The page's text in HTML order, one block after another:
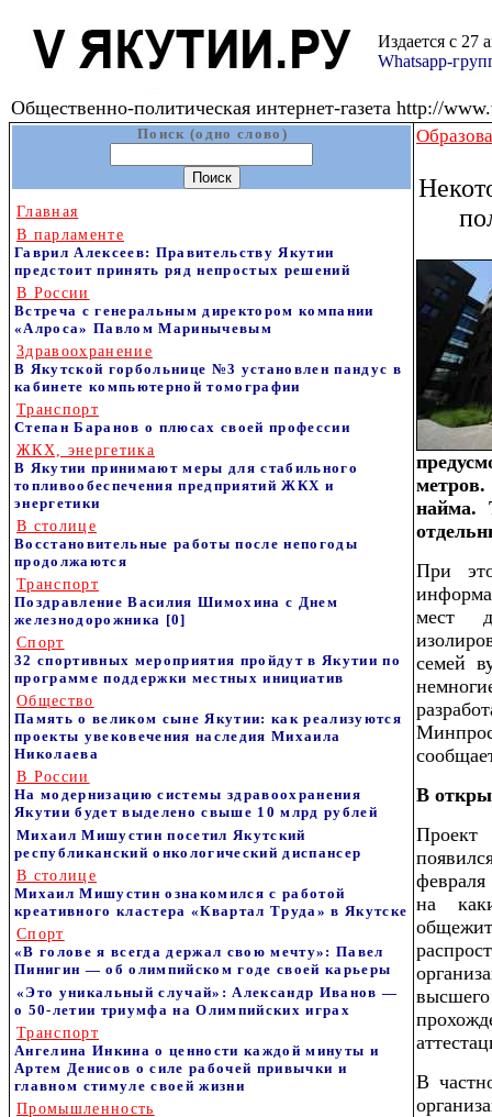
Издается с 27
Whatsapp-
Общественно-политическая интернет-газета http://
Поиск (одно слово)
Главная
В парламенте
Гаврил Алексеев: Правительству Якутии
предстоит принять ряд непростых решений
В России
Встреча с генеральным директором компании
«Алроса» Павлом Маринычевым
Здравоохранение
В Якутской горбольнице №3 установлен пандус в
кабинете компьютерной томографии
Транспорт
Степан Баранов о плюсах своей профессии
ЖКХ, энергетика
В Якутии принимают меры для стабильного
топливообеспечения предприятий ЖКХ и
энергетики
В столице
Восстановительные работы после непогоды
продолжаются
Транспорт
Поздравление Василия Шимохина с Днем
железнодорожника [0]
Спорт
32 спортивных мероприятия пройдут в Якутии по
программе поддержки местных инициатив
Общество
Память о великом сыне Якутии: как реализуются
проекты увековечения наследия Михаила
Николаева
В России
На модернизацию системы здравоохранения
Якутии будет выделено свыше 10 млрд рублей
Михаил Мишустин посетил Якутский
республиканский онкологический диспансер
В столице
Михаил Мишустин ознакомился с работой
креативного кластера «Квартал Труда» в Якутске
Спорт
«В голове я всегда держал свою мечту»: Павел
Пинигин — об олимпийском годе своей карьеры
«Это уникальный случай»: Александр Иванов —
о 50-летии триумфа на Олимпийских играх
Транспорт
Ангелина Инкина о ценности каждой минуты и
Артем Денисов о силе рабочей привычки и
главном стимуле своей жизни
Промышленность
найма.
При
мест
семей
В
Проект
на
В